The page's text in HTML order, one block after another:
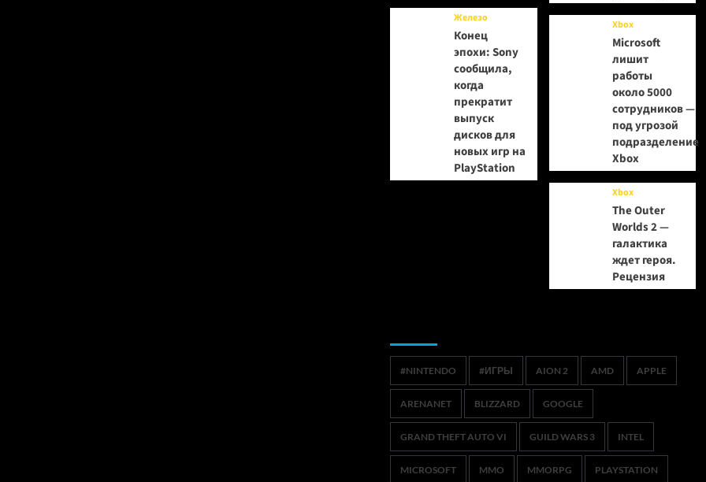
Железо
Конец
эпохи: Sony
сообщила,
когда
прекратит
выпуск
дисков для
новых игр на
PlayStation
Xbox
Microsoft
лишит
работы
около 5000
сотрудников —
под угрозой
подразделение
Xbox
Xbox
The Outer
Worlds 2 —
галактика
ждет героя.
Рецензия
#NINTENDO #ИГРЫ AION 2 AMD APPLE
ARENANET BLIZZARD GOOGLE
GRAND THEFT AUTO VI GUILD WARS 3 INTEL
MICROSOFT MMO MMORPG PLAYSTATION